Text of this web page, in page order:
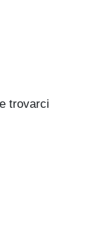
trovarci